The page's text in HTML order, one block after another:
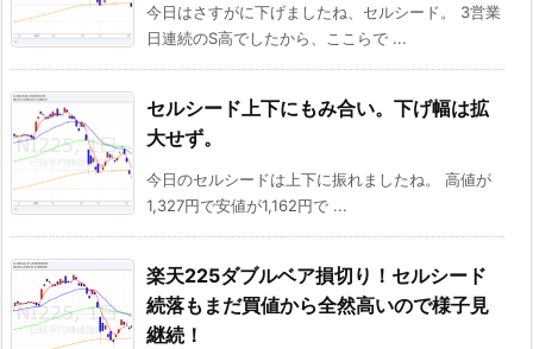
今日はさすがに下げましたね、セルシード。 3営業
日連続のS高でしたから、ここらで ...
セルシード上下にもみ合い。下げ幅は拡
大せず。
今日のセルシードは上下に振れましたね。 高値が
1,327円で安値が1,162円で ...
楽天225ダブルベア損切り！セルシード
続落もまだ買値から全然高いので様子見
継続！